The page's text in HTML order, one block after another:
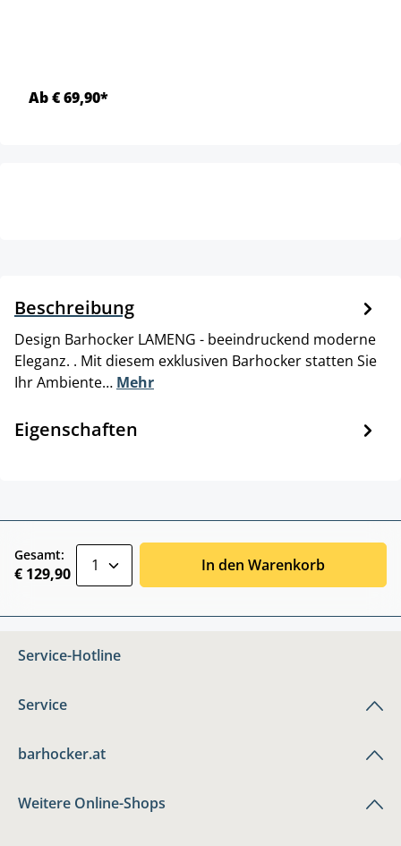
Ab € 69,90*
Beschreibung
Design Barhocker LAMENG - beeindruckend moderne
Eleganz. . Mit diesem exklusiven Barhocker statten Sie
Ihr Ambiente… Mehr
Eigenschaften
Gesamt:
€ 129,90 In den Warenkorb
Service-Hotline
Service
barhocker.at
Weitere Online-Shops